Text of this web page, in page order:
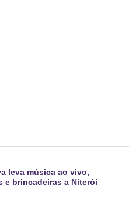
leva música ao vivo,
e brincadeiras a Niterói